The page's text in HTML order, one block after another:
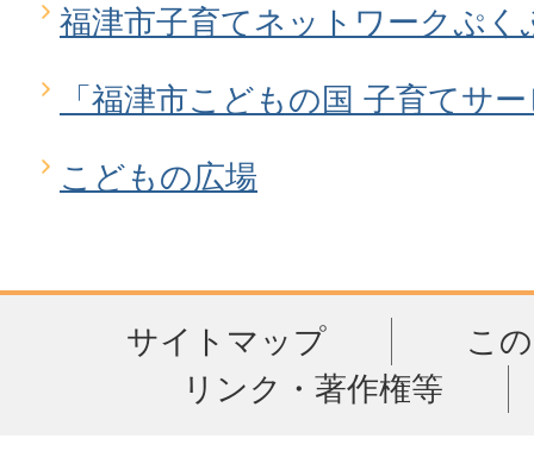
福津市子育てネットワークぷく
「福津市こどもの国 子育てサ
こどもの広場
サイトマップ
こ
リンク・著作権等